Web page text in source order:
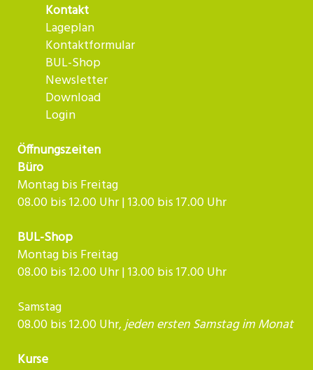
Kontakt
Lageplan
Kontaktformular
BUL-Shop
Newsletter
Download
Login
Öffnungszeiten
Büro
Montag bis Freitag
08.00 bis 12.00 Uhr | 13.00 bis 17.00 Uhr
BUL-Shop
Montag bis Freitag
08.00 bis 12.00 Uhr | 13.00 bis 17.00 Uhr
Samstag
08.00 bis 12.00 Uhr,jeden ersten Samstag im Monat
Kurse